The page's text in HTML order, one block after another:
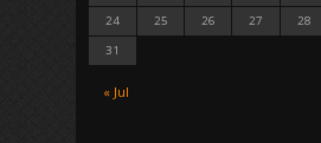
« Jul
24
25 26 27 28
31